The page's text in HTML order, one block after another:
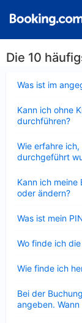
Die 10
Was ist im
Kann ich ohne
durchführen?
Wie erfahre
durchgeführt
Kann ich
oder ändern?
Was ist mein
Wo finde ich
Wie finde ich
Bei der
angeben.